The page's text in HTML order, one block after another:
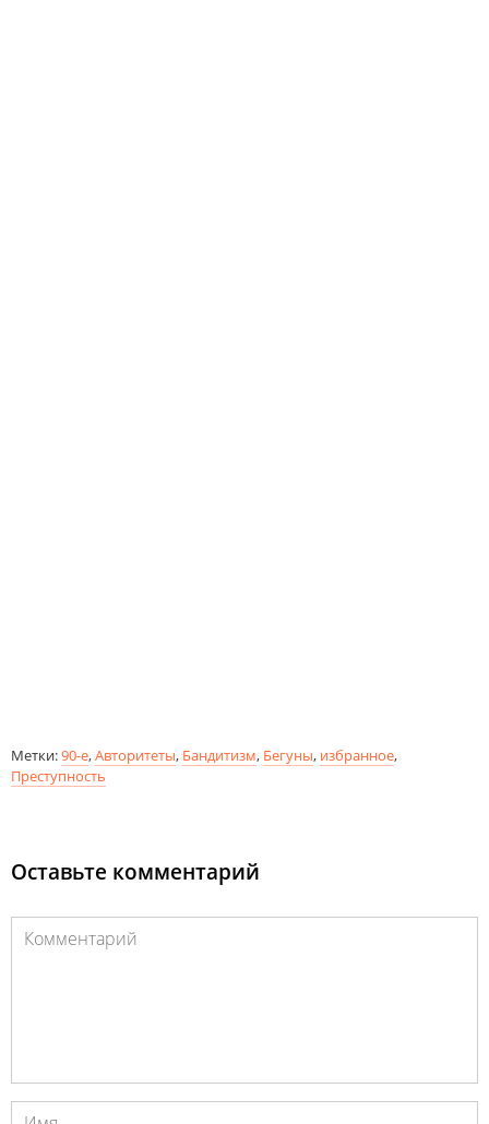
Метки:90-е,Авторитеты, Бандитизм, Бегуны, избранное,
Преступность
Оставьте комментарий